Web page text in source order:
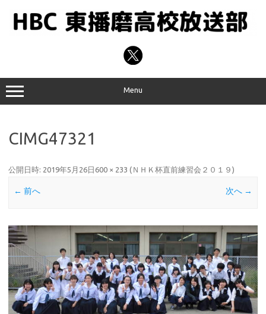
プ
Menu
CIMG47321
公開日時: 2019年5月26日 600 × 233 ( ＮＨＫ杯直前練習会２０１９ )
← 前へ 次へ →